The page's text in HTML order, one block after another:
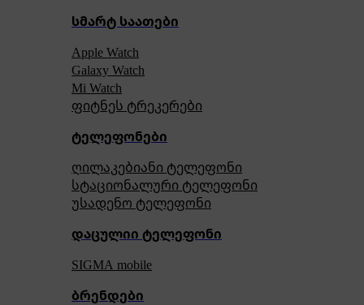
სმარტ საათები
Apple Watch
Galaxy Watch
Mi Watch
ფიტნეს ტრეკერები
ტელეფონები
ღილაკებიანი ტელეფონი
სტაციონალური ტელეფონი
უსადენო ტელეფონი
დაცულიი ტელეფონი
SIGMA mobile
ბრენდები